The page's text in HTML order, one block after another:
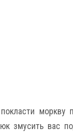
моркву
змусить вас